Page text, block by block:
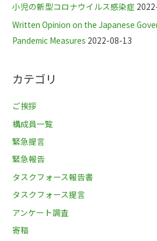
小児の新型コロナウイルス感染症
Written Opinion on the Japanese
Pandemic Measures 2022-08-13
カテゴリ
ご挨拶
構成員一覧
緊急提言
緊急報告
タスクフォース報告書
タスクフォース提言
アンケート調査
寄稿